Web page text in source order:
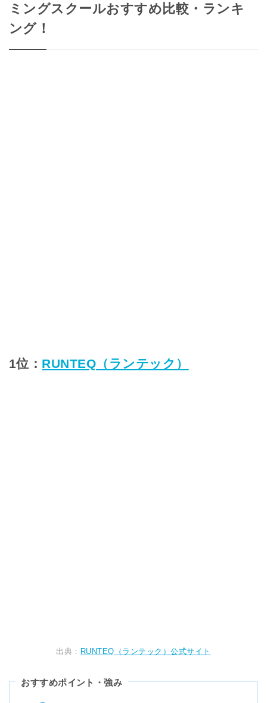
ミングスクールおすすめ比較・ランキ
ング！
1位： RUNTEQ（ランテック）
出典： RUNTEQ（ランテック）公式サイト
おすすめポイント・強み